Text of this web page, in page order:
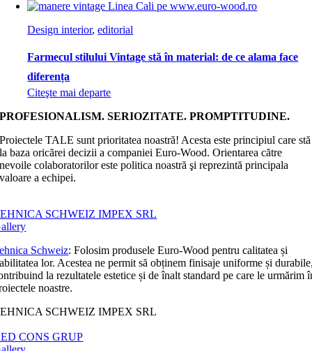
Design interior,editorial
Farmecul stilului Vintage stă în material: de ce alama face
diferența
Citeşte mai departe
PROFESIONALISM. SERIOZITATE. PROMPTITUDINE.
Proiectele TALE sunt prioritatea noastră! Acesta este principiul care stă
la baza oricărei decizii a companiei Euro-Wood. Orientarea către
nevoile colaboratorilor este politica noastră şi reprezintă principala
valoare a echipei.
SCHWEIZ IMPEX SRL
Schweiz: Folosim produsele Euro-Wood pentru calitatea și
lor. Acestea ne permit să obținem finisaje uniforme și
la rezultatele estetice și de înalt standard pe care le urmărim
noastre.
SCHWEIZ IMPEX SRL
CONS GRUP